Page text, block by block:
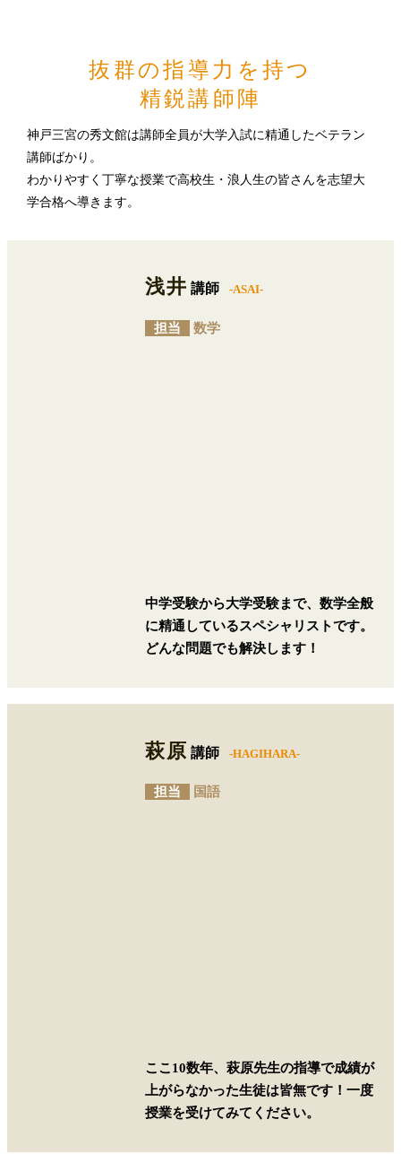
抜群の指導力を持つ
精鋭講師陣
神戸三宮の秀文館は講師全員が大学入試に精通したベテラン
講師ばかり。
わかりやすく丁寧な授業で高校生・浪人生の皆さんを志望大
学合格へ導きます。
浅井 講師 -ASAI-
担当 数学
中学受験から大学受験まで、数学全般
に精通しているスペシャリストです。
どんな問題でも解決します！
萩原 講師 -HAGIHARA-
担当 国語
ここ10数年、萩原先生の指導で成績が
上がらなかった生徒は皆無です！一度
授業を受けてみてください。